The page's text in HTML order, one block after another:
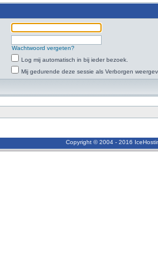
Wachtwoord vergeten?
Log mij automatisch in bij ieder bezoek.
Mij gedurende deze sessie als Verborgen
Copyright © 2004 - 2016